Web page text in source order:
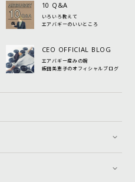
10 Q&A
いろいろ教えて
エアバギーのいいところ
CEO OFFICIAL BLOG
エアバギー産みの親
飯田美恵子のオフィシャルブログ